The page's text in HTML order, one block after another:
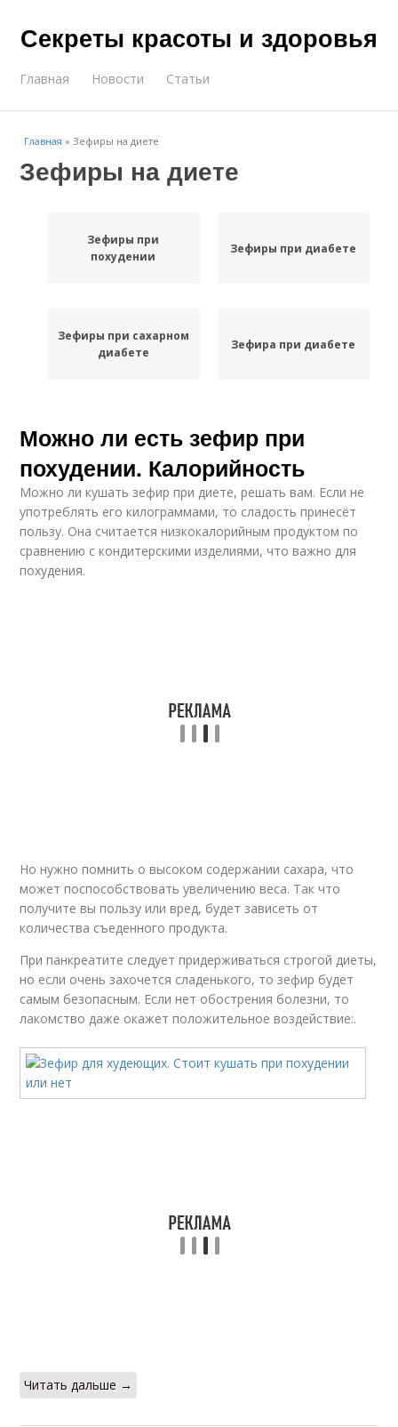
Секреты красоты и здоровья
Главная Новости Статьи
Главная »Зефиры на диете
Зефиры на диете
Зефиры при
похудении
Зефиры при диабете
Зефиры при сахарном
диабете
Зефира при диабете
Можно ли есть зефир при
похудении. Калорийность
Можно ли кушать зефир при диете, решать вам. Если не
употреблять его килограммами, то сладость принесёт
пользу. Она считается низкокалорийным продуктом по
сравнению с кондитерскими изделиями, что важно для
похудения.
Но нужно помнить о высоком содержании сахара, что
может поспособствовать увеличению веса. Так что
получите вы пользу или вред, будет зависеть от
количества съеденного продукта.
При панкреатите следует придерживаться строгой диеты,
но если очень захочется сладенького, то зефир будет
самым безопасным. Если нет обострения болезни, то
лакомство даже окажет положительное воздействие:.
Читать дальше →